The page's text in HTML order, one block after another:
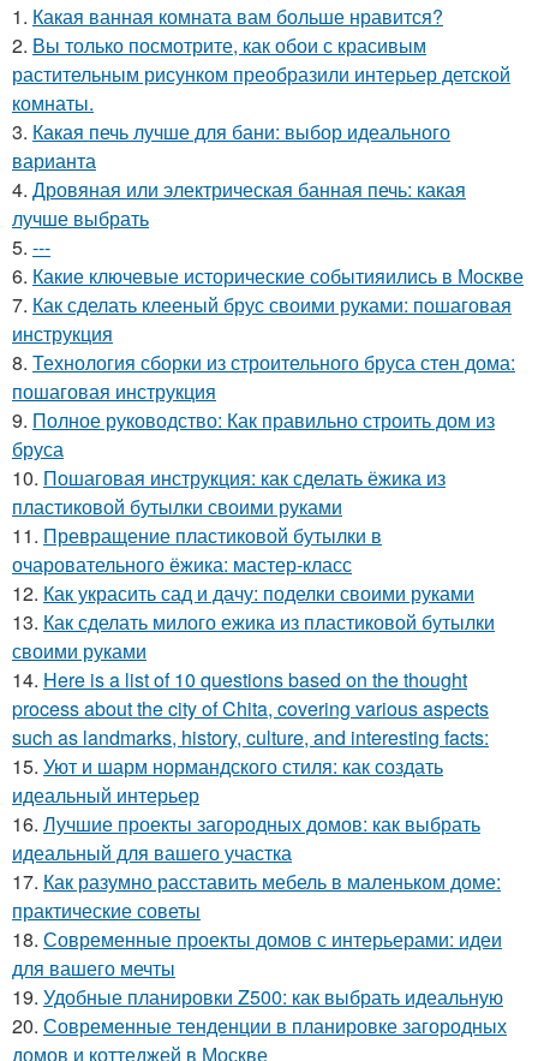
1. Какая ванная комната вам больше нравится?
2. Вы только посмотрите, как обои с красивым
растительным рисунком преобразили интерьер детской
комнаты.
3. Какая печь лучше для бани: выбор идеального
варианта
4. Дровяная или электрическая банная печь: какая
лучше выбрать
5. ---
6. Какие ключевые исторические событияились в Москве
7. Как сделать клееный брус своими руками: пошаговая
инструкция
8. Технология сборки из строительного бруса стен дома:
пошаговая инструкция
9. Полное руководство: Как правильно строить дом из
бруса
10. Пошаговая инструкция: как сделать ёжика из
пластиковой бутылки своими руками
11. Превращение пластиковой бутылки в
очаровательного ёжика: мастер-класс
12. Как украсить сад и дачу: поделки своими руками
13. Как сделать милого ежика из пластиковой бутылки
своими руками
14. Here is a list of 10 questions based on the thought
process about the city of Chita, covering various aspects
such as landmarks, history, culture, and interesting facts:
15. Уют и шарм нормандского стиля: как создать
идеальный интерьер
16. Лучшие проекты загородных домов: как выбрать
идеальный для вашего участка
17. Как разумно расставить мебель в маленьком доме:
практические советы
18. Современные проекты домов с интерьерами: идеи
для вашего мечты
19. Удобные планировки Z500: как выбрать идеальную
20. Современные тенденции в планировке загородных
домов и коттеджей в Москве